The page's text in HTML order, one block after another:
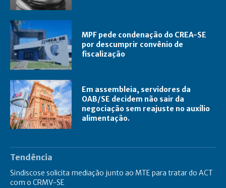
MPF pede condenação do CREA-SE
por descumprir convênio de
fiscalização
Em assembleia, servidores da
OAB/SE decidem não sair da
negociação sem reajuste no auxílio
alimentação.
Tendência
Sindiscose solicita mediação junto ao MTE para tratar do ACT
com o CRMV-SE